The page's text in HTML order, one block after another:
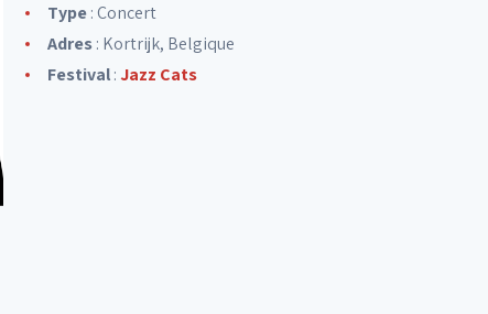
Type: Concert
Adres: Kortrijk, Belgique
Festival:Jazz Cats